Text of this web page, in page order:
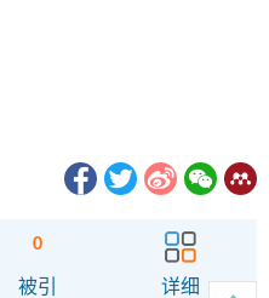
0
被引 详细